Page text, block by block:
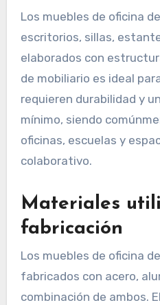
Los muebles de oficina
escritorios, sillas,
elaborados con
de mobiliario es ideal
requieren durabilidad y
mínimo, siendo
oficinas, escuelas y
colaborativo.
Materiales
fabricación
Los muebles de oficina
fabricados con acero,
combinación de ambos.